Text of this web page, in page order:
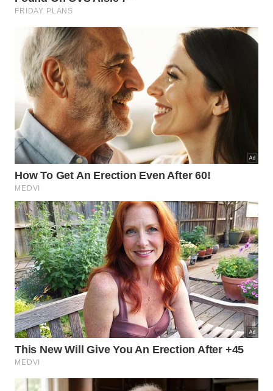
Você deve aplicar o produto seguindo estas
recomendações fundamentais para não errar:
Remova o excesso de água dos fios com as
mãos antes de aplicar;
Espalhe o produto apenas do meio docabelo
as pontas;
Utilize os dedos ou um pente de dentes largos
para distribuir bem;
Deixe o produto agir pelo tempo indicado no
rótulo;
Enxágue abundantemente com água morna ou
fria para potencializar o brilho.
Como essa manutenção estratégica
pode transformar sua percepção de
cuidado capilar?
Adotar métodos inteligentes de finalização é o que
separa um cabelo ressecado de um visual digno de
salão de belezapara você todos os dias. Esta
pequena mudança ao utilizar o condicionador como
uma solução prática
satisfação imediata, elevando a saúde dos seus fios